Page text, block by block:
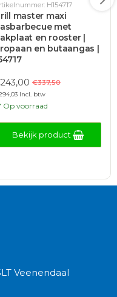
H154717
master maxi
met
en rooster |
en butaangas |
€337,50
Incl. btw
Op voorraad
Bekijk product
Veenendaal